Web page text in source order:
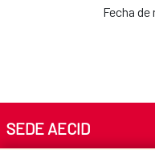
Fecha
SEDE AECID